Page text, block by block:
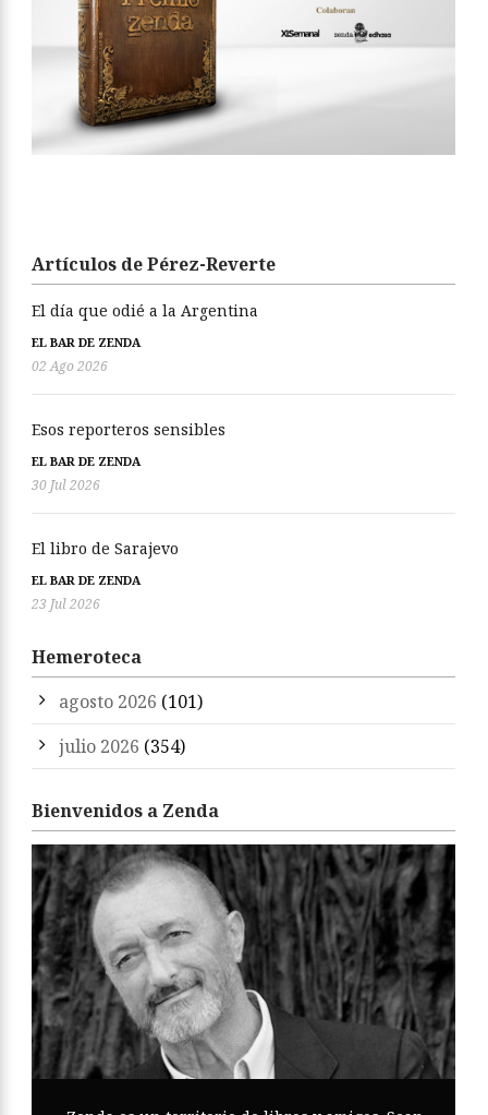
Artículos de Pérez-Reverte
El día que odié a la Argentina
EL BAR DE ZENDA
02 Ago 2026
Esos reporteros sensibles
EL BAR DE ZENDA
30 Jul 2026
El libro de Sarajevo
EL BAR DE ZENDA
23 Jul 2026
Hemeroteca
agosto 2026 (101)
julio 2026 (354)
Bienvenidos a Zenda